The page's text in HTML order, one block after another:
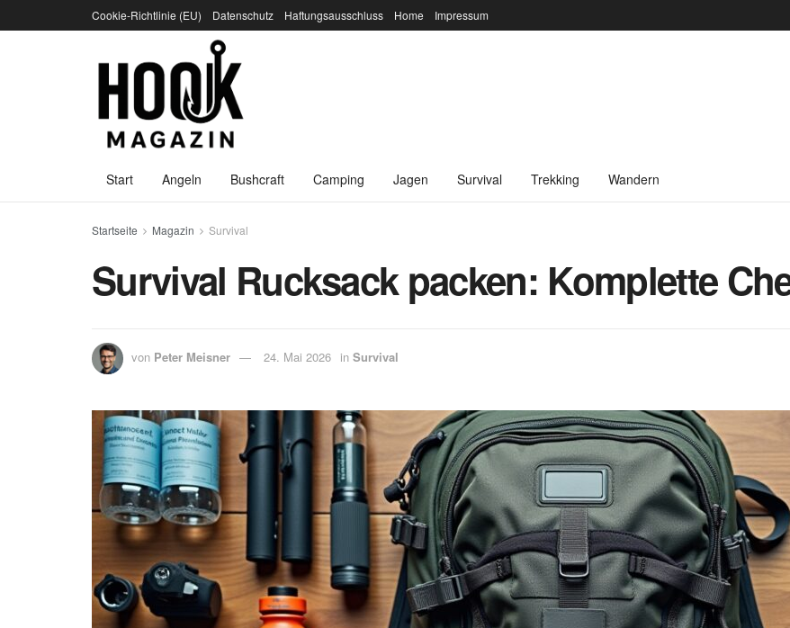
Cookie-Richtlinie (EU) Datenschutz Haftungsausschluss Home Impressum
Start Angeln Bushcraft Camping Jagen Survival Trekking Wandern
Startseite Magazin Survival
Survival Rucksack packen: Komplette
von Peter Meisner 24. Mai 2026 in Survival